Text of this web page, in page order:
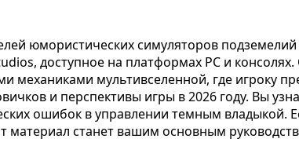
юмористических симуляторов подземелий
доступное на платформах PC и
механиками мультивселенной, где игроку
и перспективы игры в 2026 году. Вы
ошибок в управлении темным владыкой.
материал станет вашим основным